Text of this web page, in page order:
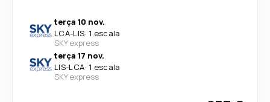
terça 10 nov.
LCA-LIS· 1 escala
SKY express
terça 17 nov.
LIS-LCA· 1 escala
SKY express